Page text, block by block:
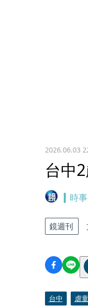
2026.06.03
台中
時事
鏡週刊
台中 虐童